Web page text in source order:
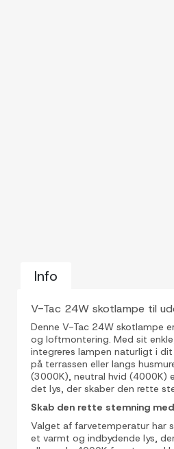
Info
V-Tac 24W skotlampe til
Denne V-Tac 24W skotlampe
og loftmontering. Med sit
integreres lampen naturligt i
på terrassen eller langs
(3000K), neutral hvid (4000K)
det lys, der skaber den rette
Skab den rette stemning
Valget af farvetemperatur har
et varmt og indbydende lys,